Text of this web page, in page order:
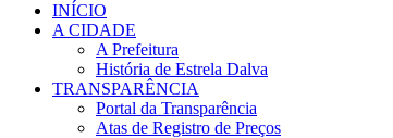
INÍCIO
A CIDADE
A Prefeitura
História de Estrela Dalva
TRANSPARÊNCIA
Portal da Transparência
Atas de Registro de Preços